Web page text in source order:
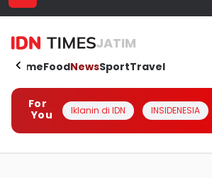
JATIM
HomeFoodNewsSportTravel
For
You
Iklanin di IDN INSIDENESIA